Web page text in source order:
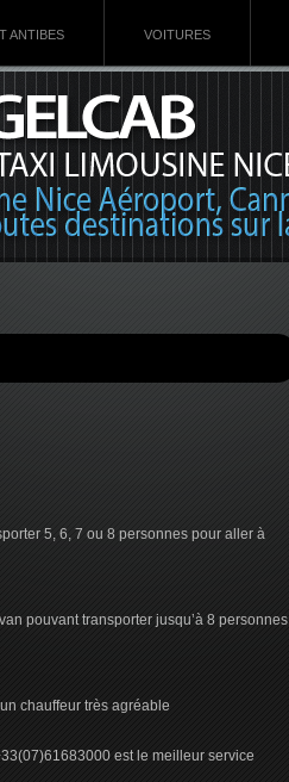
ANTIBES VOITURES
5, 6, 7 ou 8 personnes pour aller à
pouvant transporter jusqu’à 8 personnes
chauffeur très agréable
est le meilleur service